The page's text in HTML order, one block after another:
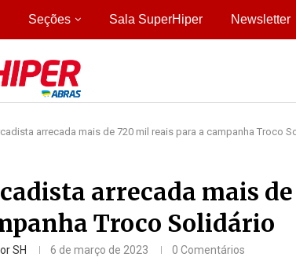
Seções Sala SuperHiper Newsletter
arrecada mais de 720 mil reais para a campanha Troco
arrecada mais
Troco Solidário
SH 6 de março de 2023 0 Comentários